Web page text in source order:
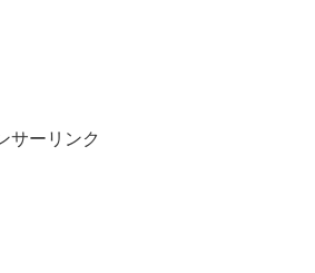
サーリンク